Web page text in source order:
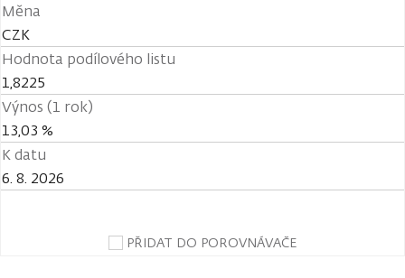
Měna
CZK
Hodnota podílového listu
1,8225
Výnos (1 rok)
13,03 %
K datu
6. 8. 2026
PŘIDAT DO POROVNÁVAČE